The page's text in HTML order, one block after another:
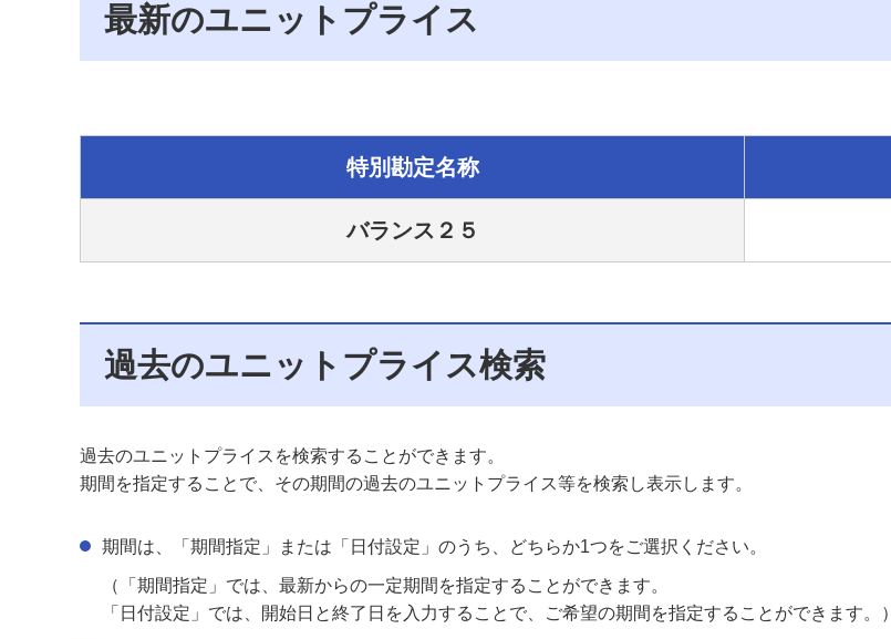
最新のユニットプライス
特別勘定名称
バランス２５
過去のユニットプライス検索
過去のユニットプライスを検索することができます。
期間を指定することで、その期間の過去のユニットプライス等を検索し表示します。
期間は、「期間指定」または「日付設定」のうち、どちらか1つをご選択ください。
（「期間指定」では、最新からの一定期間を指定することができます。
「日付設定」では、開始日と終了日を入力することで、ご希望の期間を指定することができます。）